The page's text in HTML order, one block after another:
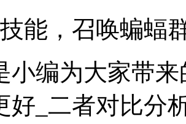
能，召唤蝙蝠
小编为大家带
好_二者对比分